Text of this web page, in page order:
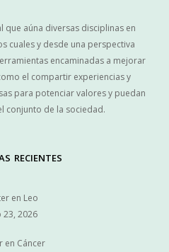
que aúna diversas disciplinas en
cuales y desde una perspectiva
encaminadas a mejorar
el compartir experiencias y
para potenciar valores y puedan
conjunto de la sociedad.
recientes
en Leo
23, 2026
en Cáncer